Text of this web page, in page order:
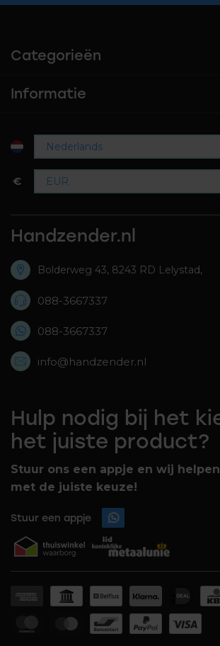
Categorieën
Informatie
€
Handzender.nl
Bolderweg 43, 8243 RD Lelystad,
088-3667337
088-3667337
info@handzender.nl
Hulp nodig bij het
het juiste product?
Stuur ons een appje en wij
met de juiste keuze!
Stuur een appje